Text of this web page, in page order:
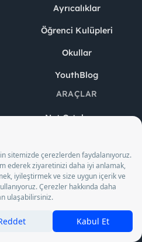
Ayrıcalıklar
Öğrenci Kulüpleri
Okullar
YouthBlog
ARAÇLAR
Not Ortalaması
Vize Final Büt
Hesaplayıcı
YKS Puan Hesaplayıcı
YKS Geri Sayım Sayacı
Pomodoro Zamanlayıcı